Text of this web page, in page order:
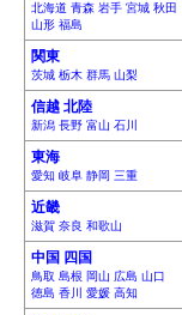
北海道 青森 岩手 宮城 秋田
山形 福島
関東
茨城 栃木 群馬 山梨
信越 北陸
新潟 長野 富山 石川
東海
愛知 岐阜 静岡 三重
近畿
滋賀 奈良 和歌山
中国 四国
鳥取 島根 岡山 広島 山口
徳島 香川 愛媛 高知